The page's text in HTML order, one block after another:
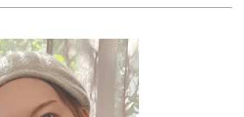
ト。食やファッション、暮らしの
の情報を毎日配信